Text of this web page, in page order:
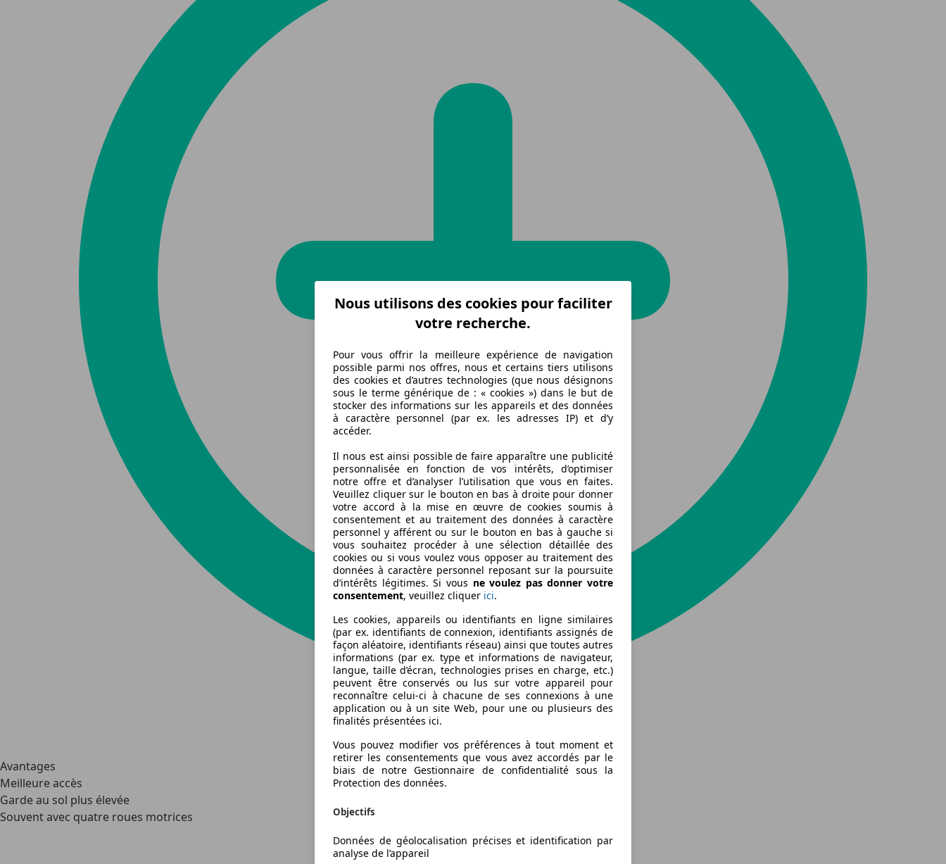
Avantages
Meilleure accès
Garde au sol plus élevée
Souvent avec quatre roues motrices
Nous utilisons des cookies pour faciliter
votre recherche.
Pour vous offrir la meilleure expérience de navigation
possible parmi nos offres, nous et certains tiers utilisons
des cookies et d’autres technologies (que nous désignons
sous le terme générique de : « cookies ») dans le but de
stocker des informations sur les appareils et des données
à caractère personnel (par ex. les adresses IP) et d’y
accéder.
Il nous est ainsi possible de faire apparaître une publicité
personnalisée en fonction de vos intérêts, d’optimiser
notre offre et d’analyser l’utilisation que vous en faites.
Veuillez cliquer sur le bouton en bas à droite pour donner
votre accord à la mise en œuvre de cookies soumis à
consentement et au traitement des données à caractère
personnel y afférent ou sur le bouton en bas à gauche si
vous souhaitez procéder à une sélection détaillée des
cookies ou si vous voulez vous opposer au traitement des
données à caractère personnel reposant sur la poursuite
d’intérêts légitimes. Si vous ne voulez pas donner votre
consentement, veuillez cliquer ici.
Les cookies, appareils ou identifiants en ligne similaires
(par ex. identifiants de connexion, identifiants assignés de
façon aléatoire, identifiants réseau) ainsi que toutes autres
informations (par ex. type et informations de navigateur,
langue, taille d’écran, technologies prises en charge, etc.)
peuvent être conservés ou lus sur votre appareil pour
reconnaître celui-ci à chacune de ses connexions à une
application ou à un site Web, pour une ou plusieurs des
finalités présentées ici.
Vous pouvez modifier vos préférences à tout moment et
retirer les consentements que vous avez accordés par le
biais de notre Gestionnaire de confidentialité sous la
Protection des données.
Objectifs
Données de géolocalisation précises et identification par
analyse de l’appareil